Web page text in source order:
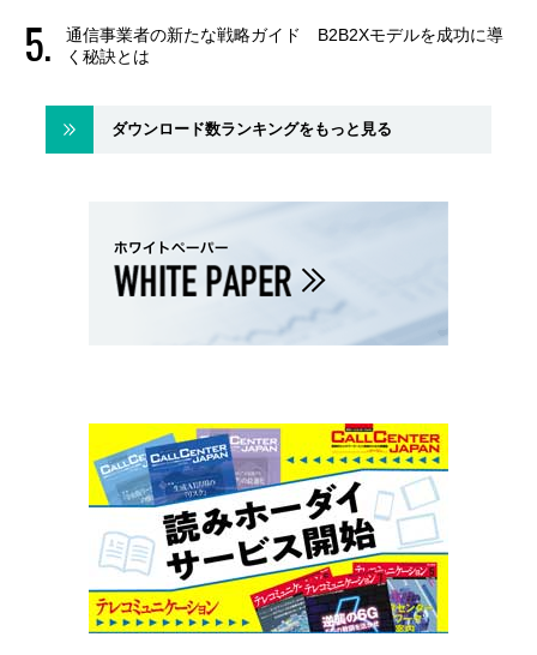
通信事業者の新たな戦略ガイド B2B2Xモデルを成功に導
く秘訣とは
ダウンロード数ランキングをもっと見る